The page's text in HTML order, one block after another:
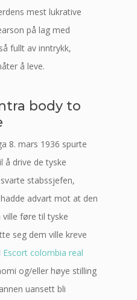
mest lukrative
på lag med
fullt av inntrykk,
å leve.
body to
8. mars 1936 spurte
å drive de tyske
stabssjefen,
advart mot at den
føre til tyske
seg dem ville kreve
Escort colombia real
og/eller høye stilling
uansett bli